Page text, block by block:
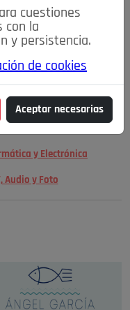
Construcción y Reformas
Ropa Motor
Motos Ocio
y Electrónica
Audio y Foto
cuestiones
con la
y persistencia.
de cookies
Aceptar necesarias